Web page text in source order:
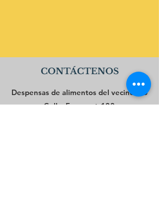
CONTÁCTENOS
Despensas de alimentos del vecindario
Calle Fremont 123